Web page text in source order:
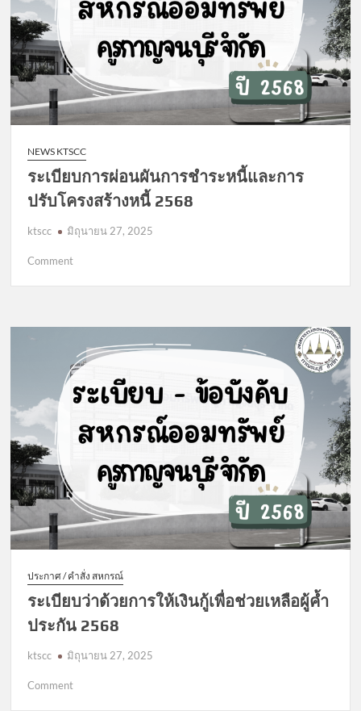
NEWS KTSCC
ระเบียบการผ่อนผันการชำระหนี้และการ
ปรับโครงสร้างหนี้ 2568
ktscc มิถุนายน 27, 2025
Commenton
ผัน
การ
ชำระ
หนี้
และ
ปรับ
2568
ประกาศ / คำสั่ง สหกรณ์
ระเบียบว่าด้วยการให้เงินกู้เพื่อช่วยเหลือผู้ค้ำ
ประกัน 2568
ktscc มิถุนายน 27, 2025
Commenton